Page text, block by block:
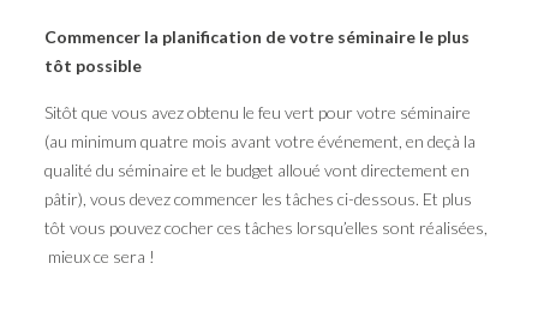
Commencer la planification de votre séminaire le plus
tôt possible
Sitôt que vous avez obtenu le feu vert pour votre séminaire
(au minimum quatre mois avant votre événement, en deçà la
qualité du séminaire et le budget alloué vont directement en
pâtir), vous devez commencer les tâches ci-dessous. Et plus
tôt vous pouvez cocher ces tâches lorsqu’elles sont réalisées,
mieux ce sera !